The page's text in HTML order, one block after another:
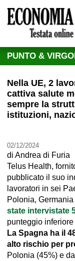
PUNTO &
Nella UE, 2
cattiva salute
sempre la
istituzioni,
02/12/2024
di Andrea di Furia
Telus Health,
pubblicato il suo
lavoratori in sei
Polonia,
state intervistate
punteggio
La Spagna ha il
alto rischio per
Polonia (45%) e